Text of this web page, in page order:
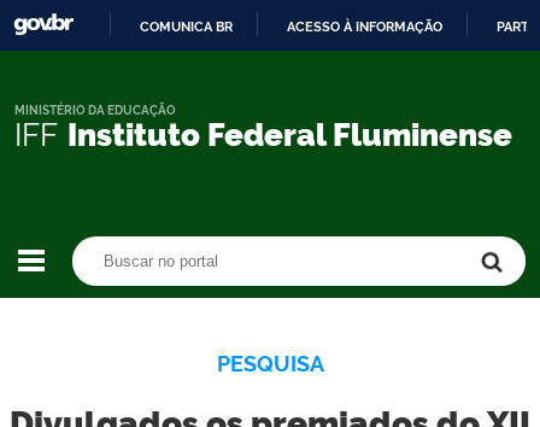
CONTEÚDO
COMUNICA BR ACESSO À INFORMAÇÃO
IFF Instituto Federal Fluminense
MINISTÉRIO DA EDUCAÇÃO
PESQUISA